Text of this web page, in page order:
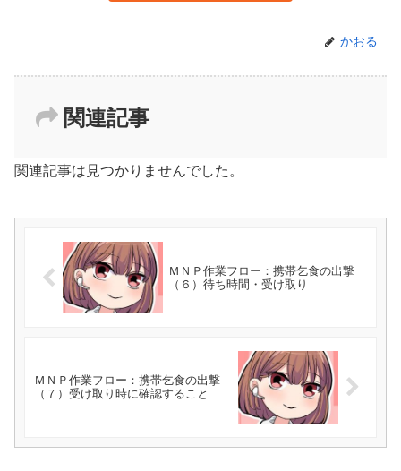
かおる
関連記事
関連記事は見つかりませんでした。
ＭＮＰ作業フロー：携帯乞食の出撃
（６）待ち時間・受け取り
ＭＮＰ作業フロー：携帯乞食の出撃
（７）受け取り時に確認すること